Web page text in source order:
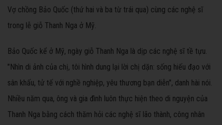
Vợ chồng Bảo Quốc (thứ hai và ba từ trái qua) cùng các nghệ sĩ
trong lễ giỗ Thanh Nga ở Mỹ.
Bảo Quốc kể ở Mỹ, ngày giỗ Thanh Nga là dịp các nghệ sĩ tề tựu.
"Nhìn di ảnh của chị, tôi hình dung lại lời chị dặn: sống hiếu đạo với
sân khấu, tử tế với nghề nghiệp, yêu thương bạn diễn", danh hài nói.
Nhiều năm qua, ông và gia đình luôn thực hiện theo di nguyện của
Thanh Nga bằng cách thăm hỏi các nghệ sĩ lão thành, công nhân